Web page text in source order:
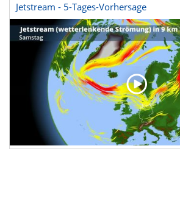
Jetstream - 5-Tages-Vorhersage